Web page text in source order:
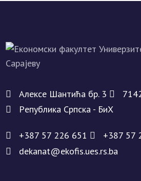
Алeксe Шантића бр. 3
Рeпублика Српска - БиХ
+387 57 226 651
+387 57
dekanat@ekofis.ues.rs.ba